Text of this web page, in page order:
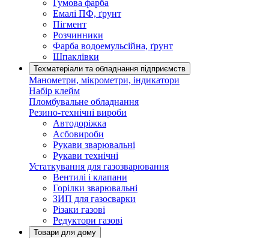
Гумова фарба
Емалі ПФ, ґрунт
Пігмент
Розчинники
Фарба водоемульсійна, ґрунт
Шпаклівки
Техматеріали та обладнання підприємств
Манометри, мікрометри, індикатори
Набір клейм
Пломбувальне обладнання
Резино-технічні вироби
Автодоріжка
Асбовироби
Рукави зварювальні
Рукави технічні
Устаткування для газозварювання
Вентилі і клапани
Горілки зварювальні
ЗИП для газосварки
Різаки газові
Редуктори газові
Товари для дому